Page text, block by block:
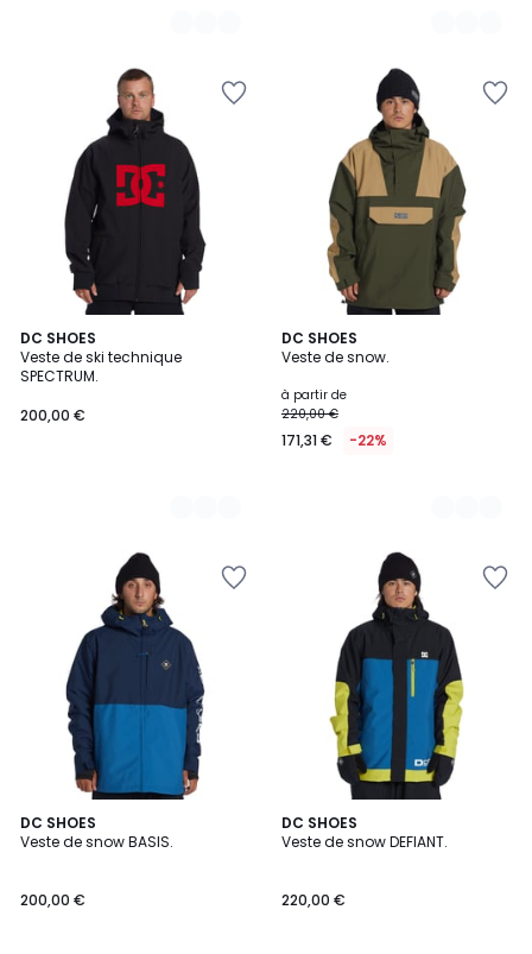
DC SHOES
Veste de ski technique
SPECTRUM.
200,00 €
3
Couleurs
DC SHOES
Veste de snow.
à partir de
220,00 €
171,31 € -22%
4
Couleurs
DC SHOES
Veste de snow BASIS.
200,00 €
DC SHOES
Veste de snow DEFIANT.
220,00 €